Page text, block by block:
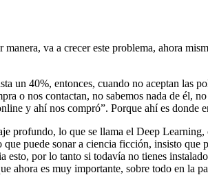
va a crecer este problema, ahora
un 40%, entonces, cuando no aceptan las
o nos contactan, no sabemos nada de él,
y ahí nos compró”. Porque ahí es donde
profundo, lo que se llama el Deep
puede sonar a ciencia ficción, insisto que
esto, por lo tanto si todavía no tienes
ahora es muy importante, sobre todo en la